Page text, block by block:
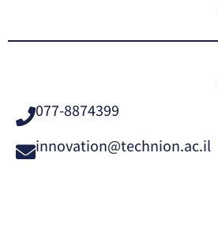
077-8874399
innovation@technion.ac.il